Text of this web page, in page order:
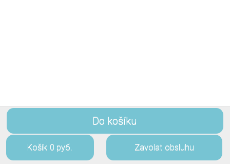
Do košíku
Košík 0 руб. Zavolat obsluhu